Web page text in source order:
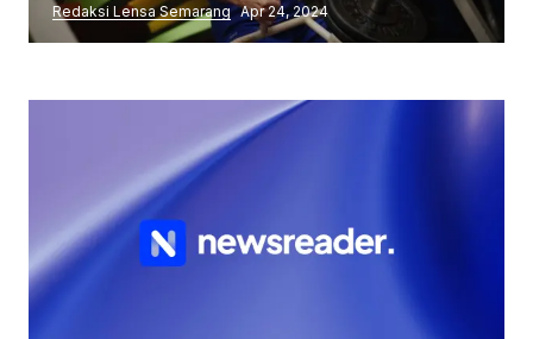
Redaksi Lensa Semarang Apr 24, 2024